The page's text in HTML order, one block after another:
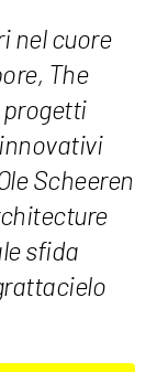
nel cuore
The
progetti
Scheeren
sfida